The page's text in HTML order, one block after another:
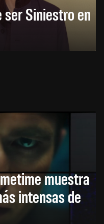
Siniestro en
muestra
intensas de